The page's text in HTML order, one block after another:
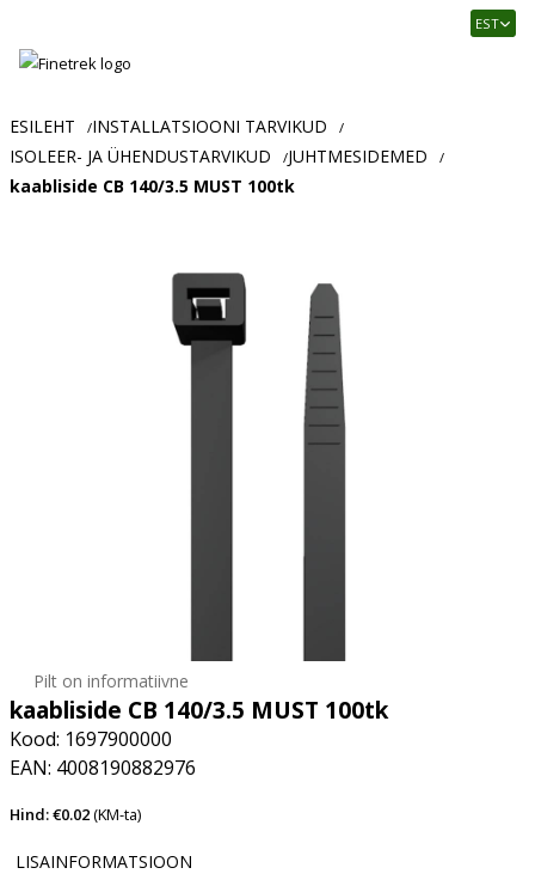
Usaldusväärne
ja
tööstusautomaatika
pood
EST
ESILEHT /INSTALLATSIOONI TARVIKUD /
ISOLEER- JA ÜHENDUSTARVIKUD /JUHTMESIDEMED /
kaabliside CB 140/3.5 MUST 100tk
Pilt on informatiivne
kaabliside CB 140/3.5 MUST 100tk
Kood: 1697900000
EAN: 4008190882976
Hind: €0.02(KM-ta)
LISAINFORMATSIOON